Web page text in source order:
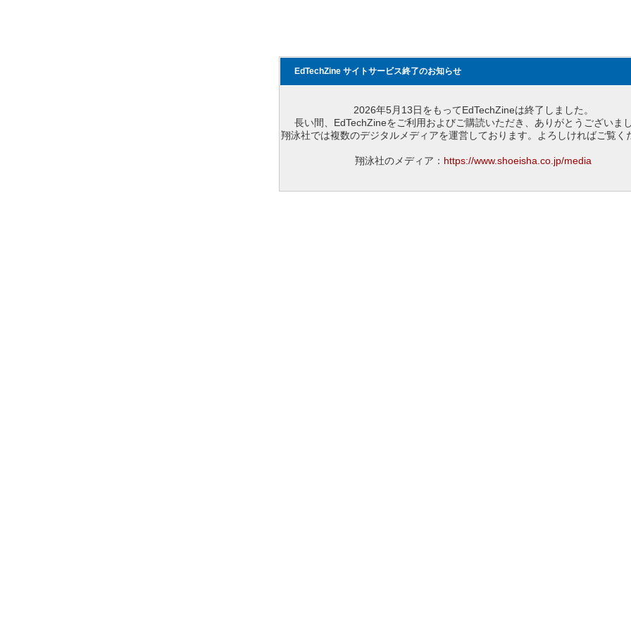
EdTechZine サイトサービス終了のお知らせ
2026年5月13日をもってEdTechZineは終了しました。
長い間、EdTechZineをご利用およびご購読いただき、ありがとうございまし
翔泳社では複数のデジタルメディアを運営しております。よろしければご覧く
翔泳社のメディア： https://www.shoeisha.co.jp/media